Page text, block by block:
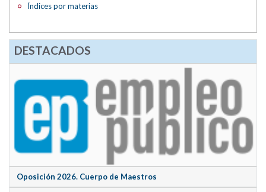
Índices por materias
DESTACADOS
Oposición 2026. Cuerpo de Maestros